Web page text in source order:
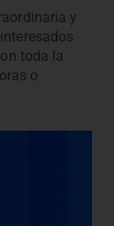
y
toda la
o